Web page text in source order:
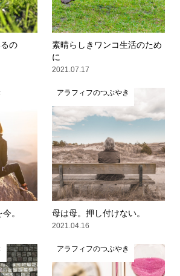
の
素晴らしきワンコ生活のため
に
2021.07.17
。
アラフィフのつぶやき
母は母。押し付けない。
2021.04.16
アラフィフのつぶやき